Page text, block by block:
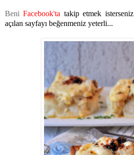
BeniFacebook'ta takip etmek isterseniz
açılan sayfayı beğenmeniz yeterli...